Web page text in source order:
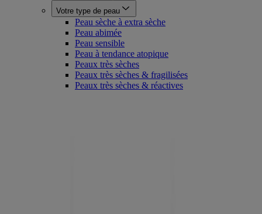
Votre type de peau
Peau sèche à extra sèche
Peau abimée
Peau sensible
Peau à tendance atopique
Peaux très sèches
Peaux très sèches & fragilisées
Peaux très sèches & réactives